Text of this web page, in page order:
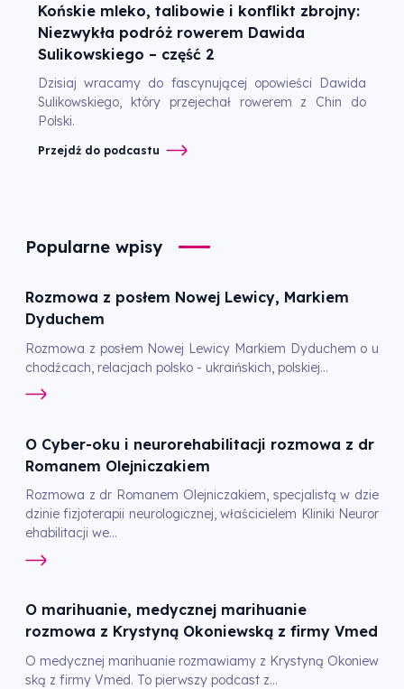
Końskie mleko, talibowie i konflikt zbrojny:
Niezwykła podróż rowerem Dawida
Sulikowskiego – część 2
Dzisiaj wracamy do fascynującej opowieści Dawida
Sulikowskiego, który przejechał rowerem z Chin do
Polski.
Przejdź do podcastu
Popularne wpisy
Rozmowa z posłem Nowej Lewicy, Markiem
Dyduchem
Rozmowa z posłem Nowej Lewicy Markiem Dyduchem o u
chodźcach, relacjach polsko - ukraińskich, polskiej...
O Cyber-oku i neurorehabilitacji rozmowa z dr
Romanem Olejniczakiem
Rozmowa z dr Romanem Olejniczakiem, specjalistą w dzie
dzinie fizjoterapii neurologicznej, właścicielem Kliniki Neuror
ehabilitacji we...
O marihuanie, medycznej marihuanie
rozmowa z Krystyną Okoniewską z firmy Vmed
O medycznej marihuanie rozmawiamy z Krystyną Okoniew
ską z firmy Vmed. To pierwszy podcast z...